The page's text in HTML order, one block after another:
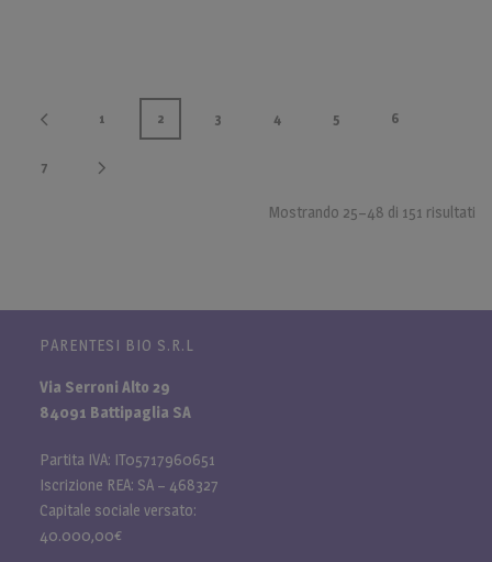
1 2 3 4 5 6
7
Mostrando 25–48 di 151 risultati
PARENTESI BIO S.R.L
Via Serroni Alto 29
84091 Battipaglia SA
Partita IVA: IT05717960651
Iscrizione REA: SA – 468327
Capitale sociale versato:
40.000,00€